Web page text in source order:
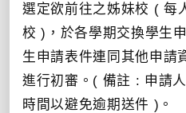
選定欲前往之姊妹校 ( 每
校 )，於各學期交換學生
生申請表件連同其他申請
進行初審。( 備註 : 申請
時間以避免逾期送件 )。